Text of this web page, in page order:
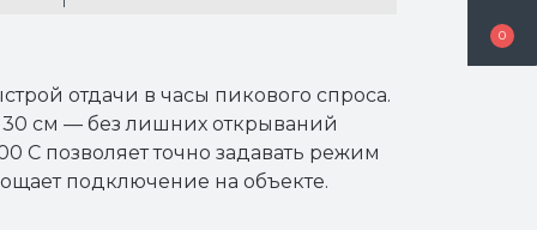
0
отдачи в часы пикового спроса.
см — без лишних открываний
C позволяет точно задавать режим
подключение на объекте.